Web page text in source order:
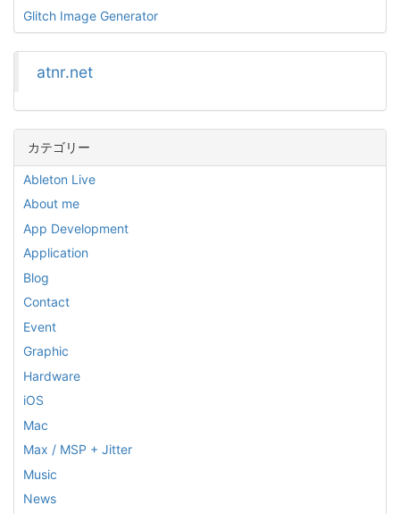
Glitch Image Generator
atnr.net
カテゴリー
Ableton Live
About me
App Development
Application
Blog
Contact
Event
Graphic
Hardware
iOS
Mac
Max / MSP + Jitter
Music
News